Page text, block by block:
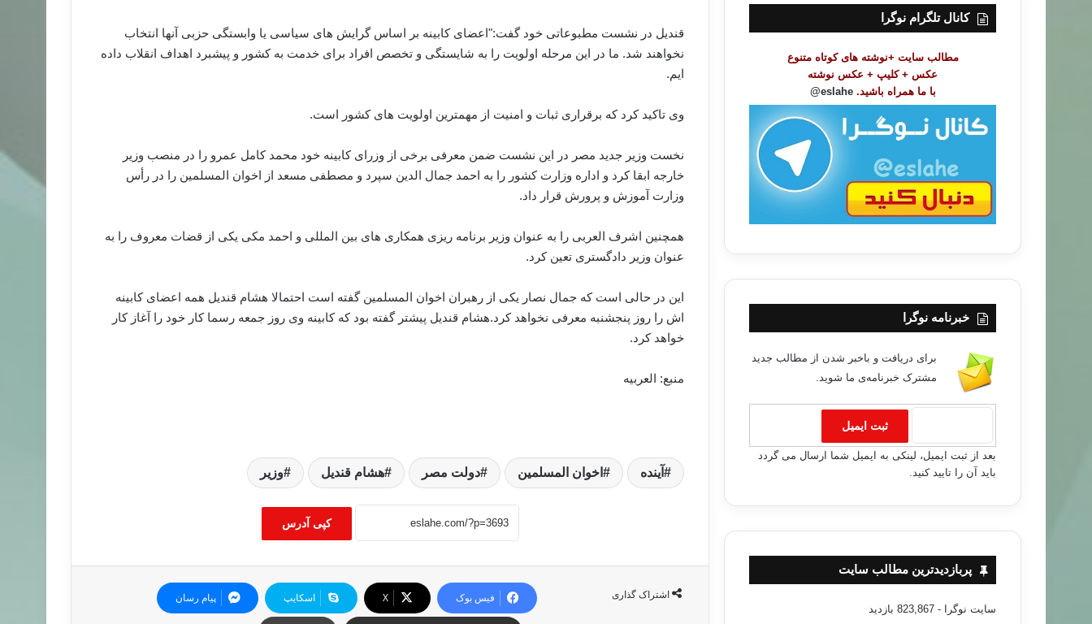
قندیل در نشست مطبوعاتی خود گفت:"اعضای کابینه بر اساس گرایش های سیاسی یا وابستگی حزبی آنها انتخاب
نخواهند شد. ما در این مرحله اولویت را به شایستگی و تخصص افراد برای خدمت به کشور و پیشبرد اهداف انقلاب داده
ایم.
وی تاکید کرد که برقراری ثبات و امنیت از مهمترین اولویت های کشور است.
نخست وزیر جدید مصر در این نشست ضمن معرفی برخی از وزرای کابینه خود محمد کامل عمرو را در منصب وزیر
خارجه ابقا کرد و اداره وزارت کشور را به احمد جمال الدین سپرد و مصطفی مسعد از اخوان المسلمین را در رأس
وزارت آموزش و پرورش قرار داد.
همچنین اشرف العربی را به عنوان وزیر برنامه ریزی همکاری های بین المللی و احمد مکی یکی از قضات معروف را به
عنوان وزیر دادگستری تعین کرد.
این در حالی است که جمال نصار یکی از رهبران اخوان المسلمین گفته است احتمالا هشام قندیل همه اعضای کابینه
اش را روز پنجشنبه معرفی نخواهد کرد.هشام قندیل پیشتر گفته بود که کابینه وی روز جمعه رسما کار خود را آغاز کار
خواهد کرد.
منبع: العربیه
آینده اخوان المسلمین دولت مصر هشام قندیل وزیر
کپی آدرس
اشتراک گذاری فیس بوک X اسکایپ پیام رسان
ض
کانال تلگرام نوگرا
مطالب سایت +نوشته های کوتاه متنوع
عکس + کلیپ + عکس نوشته
با ما همراه باشید. eslahe@
خبرنامه نوگرا
برای دریافت و باخبر شدن از مطالب جدید
مشترک خبرنامه‌ی ما شوید.
بعد از ثبت ایمیل، لینکی به ایمیل شما ارسال می گردد
باید آن را تایید کنید.
پربازدیدترین مطالب سایت
سایت نوگرا - 823,867 بازدید